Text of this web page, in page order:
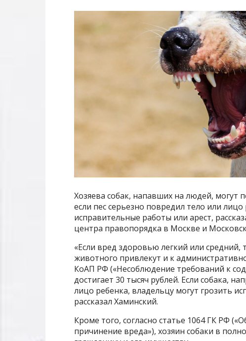
Хозяева собак, напавших на людей, могут
если пес серьезно повредил тело или
исправительные работы или арест,
центра правопорядка в Москве и
«Если вред здоровью легкий или
животного привлекут и к
КоАП РФ («Несоблюдение требований к
достигает 30 тысяч рублей. Если собака,
лицо ребенка, владельцу могут грозить
рассказал Хаминский.
Кроме того, согласно статье 1064 ГК РФ
причинение вреда»), хозяин собаки в